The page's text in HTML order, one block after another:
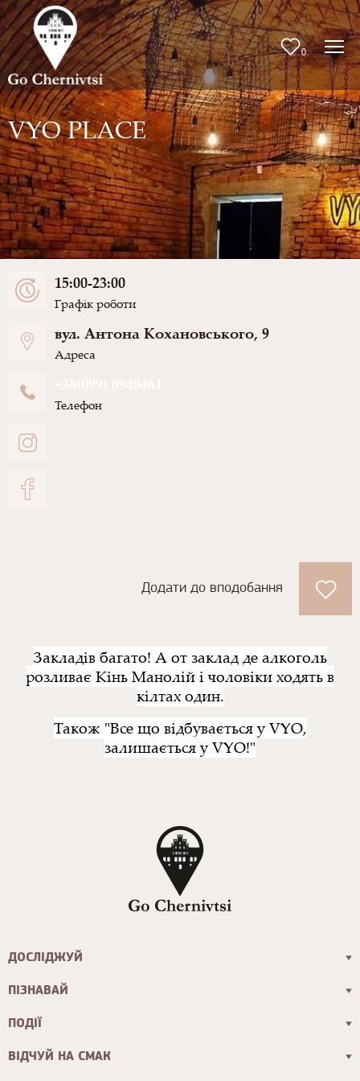
0
VYO PLACE
Графік роботи
15:00-23:00
Адреса
вул. Антона Кохановського, 9
Телефон
Додати до вподобання
Закладів багато! А от заклад де алкоголь
розливає Кінь Манолій і чоловіки ходять в
кілтах один.
Також "Все що відбувається у VYO,
залишається у VYO!"
ДОСЛІДЖУЙ
ПІЗНАВАЙ
ПОДІЇ
ВІДЧУЙ НА СМАК